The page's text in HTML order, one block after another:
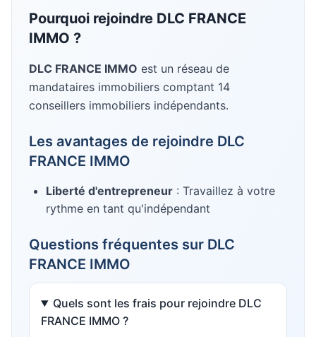
Pourquoi rejoindre DLC FRANCE
IMMO ?
DLC FRANCE IMMO est un réseau de
mandataires immobiliers comptant 14
conseillers immobiliers indépendants.
Les avantages de rejoindre DLC
FRANCE IMMO
Liberté d'entrepreneur : Travaillez à votre
rythme en tant qu'indépendant
Questions fréquentes sur DLC
FRANCE IMMO
Quels sont les frais pour rejoindre DLC
FRANCE IMMO ?